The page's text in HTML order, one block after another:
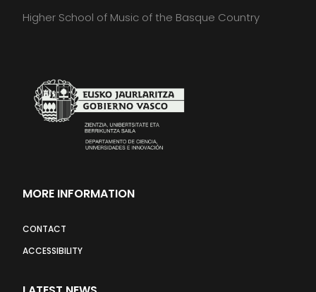
Higher School of Music of the Basque Country
MORE INFORMATION
CONTACT
ACCESSIBILITY